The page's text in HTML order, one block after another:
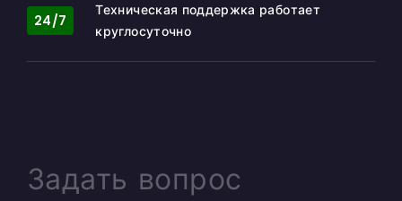
24/7
Техническая поддержка работает
круглосуточно
Задать вопрос